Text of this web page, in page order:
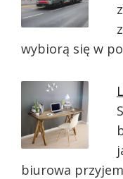
wybiorą się w
biurowa